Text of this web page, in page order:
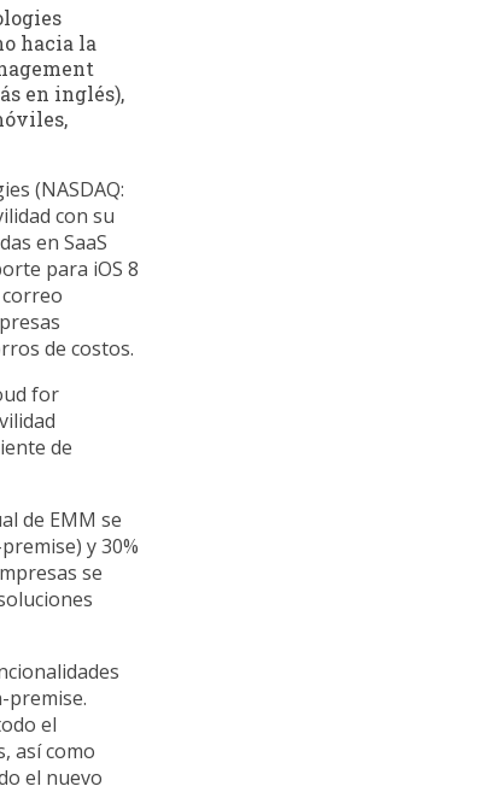
hacia la
en inglés),
(NASDAQ:
con su
en SaaS
para iOS 8
de costos.
for
de
de EMM se
y 30%
se
premise.
el
así como
el nuevo